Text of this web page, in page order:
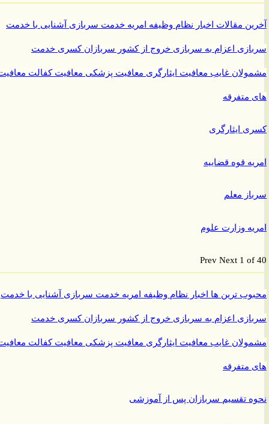
مقالاتاخبار نظام وظیفهامریهخدمت سربازیآشنایی با خدمت
اعزام به سربازیخروج از کشور سربازانکسری خدمت
غایبمعافیت ایثارگریمعافیت پزشکیمعافیت کفالتمعافیت
متفرقه
ایثارگری
قوه قضاییه
معلم
وزارت علوم
PrevNext 1
ترین هااخبار نظام وظیفهامریهخدمت سربازیآشنایی با خدمت
اعزام به سربازیخروج از کشور سربازانکسری خدمت
غایبمعافیت ایثارگریمعافیت پزشکیمعافیت کفالتمعافیت
متفرقه
تقسیم سربازان پس از آموزشی